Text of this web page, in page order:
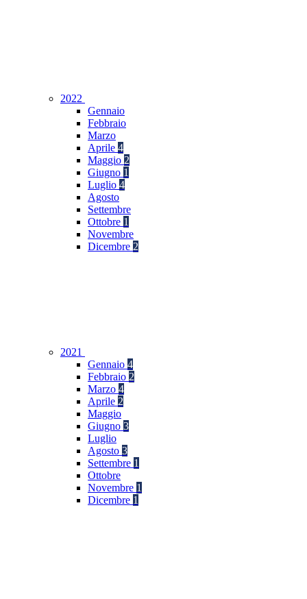
2022
Gennaio
Febbraio
Marzo
Aprile 4
Maggio 2
Giugno 1
Luglio 4
Agosto
Settembre
Ottobre 1
Novembre
Dicembre 2
2021
Gennaio 4
Febbraio 2
Marzo 4
Aprile 2
Maggio
Giugno 3
Luglio
Agosto 3
Settembre 1
Ottobre
Novembre 1
Dicembre 1